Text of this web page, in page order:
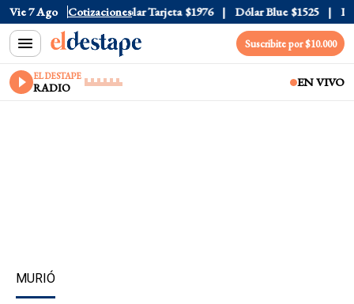
Vie 7 Ago Cotizaciones
Oficial $1520 Dólar Tarjeta $1976 Dólar Blue $1525
Suscribite por $10.000
EL DESTAPE
RADIO EN VIVO
MURIÓ